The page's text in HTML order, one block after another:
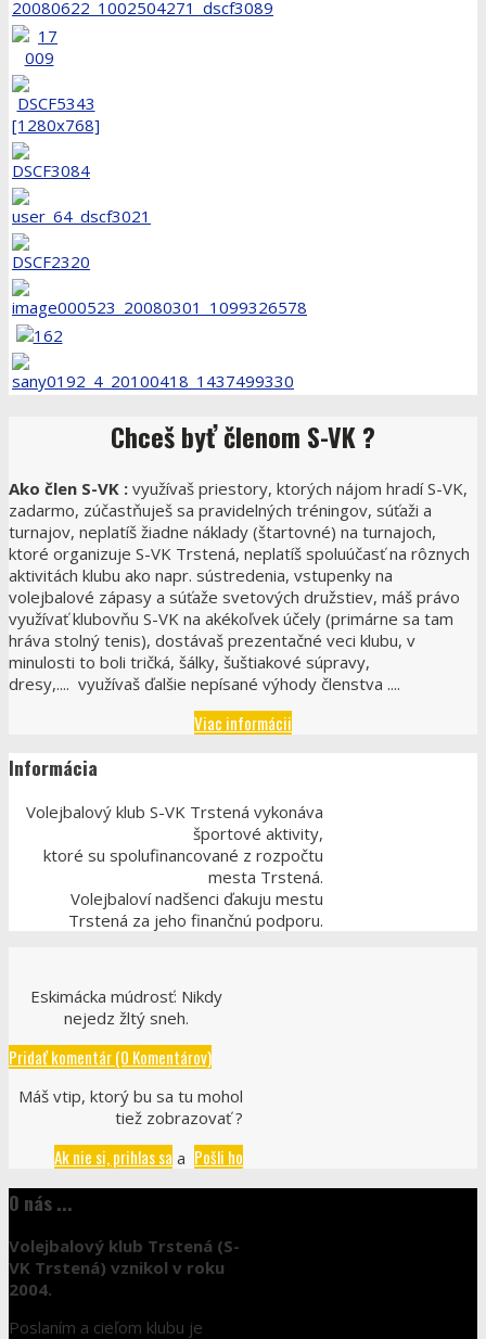
Chcešbyť členom S-VK ?
Ako člen S-VK : využívaš priestory, ktorých nájom hradí S-VK,
zadarmo, zúčastňuješ sa pravidelných tréningov, súťaži a
turnajov, neplatíš žiadne náklady (štartovné) na turnajoch,
ktoré organizuje S-VK Trstená, neplatíš spoluúčasť na rôznych
aktivitách klubu ako napr. sústredenia, vstupenky na
volejbalové zápasy a súťaže svetových družstiev, máš právo
využívať klubovňu S-VK na akékoľvek účely (primárne sa tam
hráva stolný tenis), dostávaš prezentačné veci klubu, v
minulosti to boli tričká, šálky, šuštiakové súpravy,
dresy,.... využívaš ďalšie nepísané výhody členstva ....
Viac informácii
Informácia
Volejbalový klub S-VK Trstená vykonáva
športové aktivity,
ktoré su spolufinancované z rozpočtu
mesta Trstená.
Volejbaloví nadšenci ďakuju mestu
Trstená za jeho finančnú podporu.
Eskimácka múdrosť: Nikdy
nejedz žltý sneh.
Pridať komentár (0 Komentárov)
Máš vtip, ktorý bu sa tu mohol
tiež zobrazovať ?
Ak nie si, prihlas sa a Pošli ho
O nás ...
Volejbalový klub Trstená (S-
VK Trstená) vznikol v roku
2004.
Poslaním a cieľom klubu je